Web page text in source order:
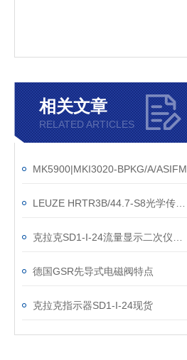
相关文章
RELATED ARTICLES
MK5900|‌MKI3020-BPKG/A/ASIFM
德国GSR先导式电磁阀特点
克拉克指示器SD1-I-24现货